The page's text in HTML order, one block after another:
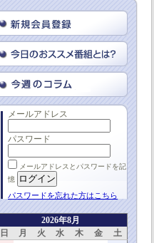
メールアドレス
パスワード
メールアドレスとパスワードを記
憶
パスワードを忘れた方はこちら
2026年8月
日
月 火 水 木 金
土